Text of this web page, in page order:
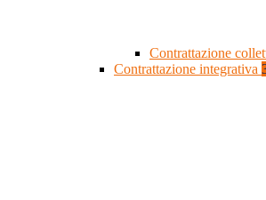
Contrattazione
Contrattazione integrativa